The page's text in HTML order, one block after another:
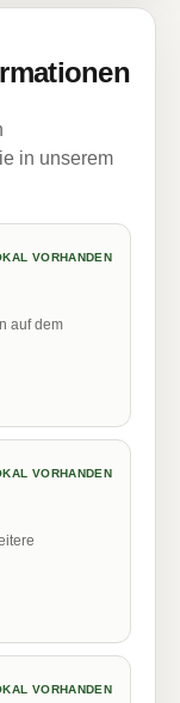
in unserem
VORHANDEN
auf dem
VORHANDEN
VORHANDEN